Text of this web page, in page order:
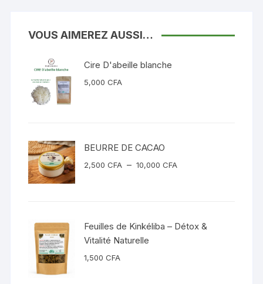
VOUS AIMEREZ AUSSI…
Cire D'abeille blanche
5,000CFA
BEURRE DE CACAO
2,500CFA – 10,000CFA
Feuilles de Kinkéliba – Détox &
Vitalité Naturelle
1,500CFA